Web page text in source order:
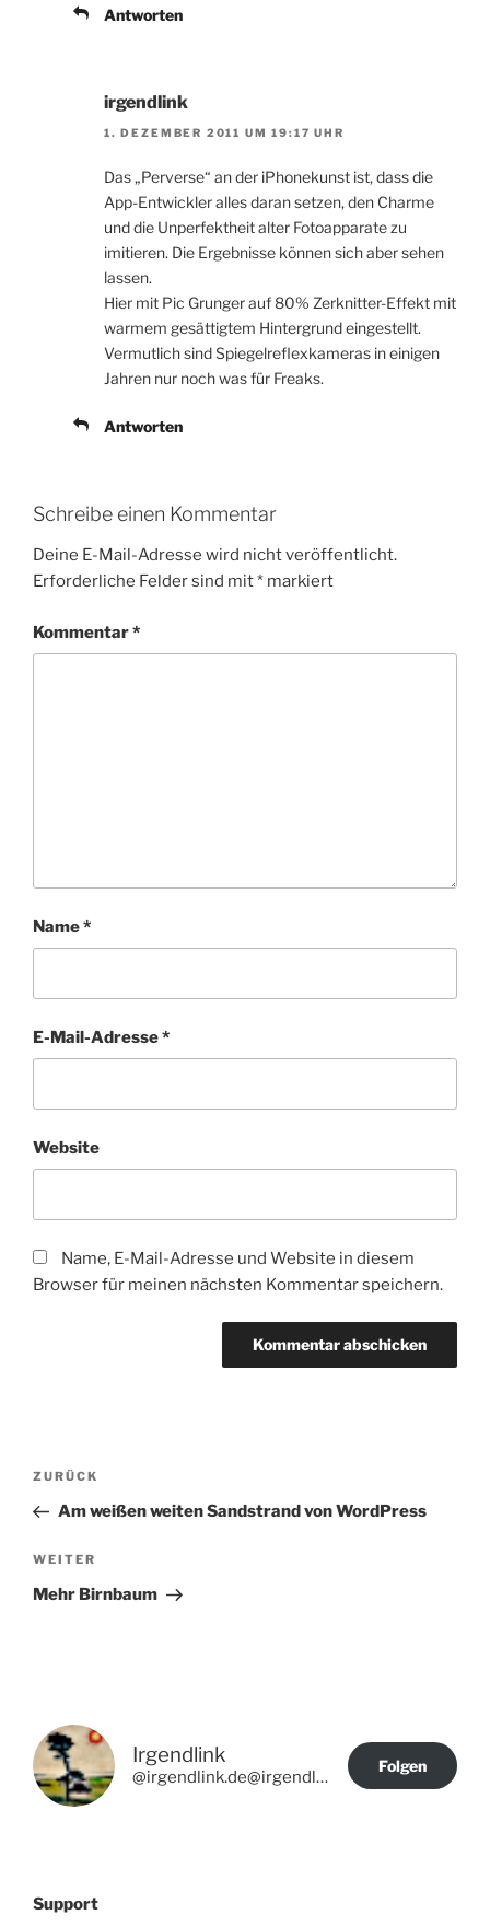
Antworten
irgendlink
1. DEZEMBER 2011 UM 19:17 UHR
Das „Perverse“ an der iPhonekunst ist, dass die
App-Entwickler alles daran setzen, den Charme
und die Unperfektheit alter Fotoapparate zu
imitieren. Die Ergebnisse können sich aber sehen
lassen.
Hier mit Pic Grunger auf 80% Zerknitter-Effekt mit
warmem gesättigtem Hintergrund eingestellt.
Vermutlich sind Spiegelreflexkameras in einigen
Jahren nur noch was für Freaks.
Antworten
Schreibe einen Kommentar
Deine E-Mail-Adresse wird nicht veröffentlicht.
Erforderliche Felder sind mit* markiert
Kommentar*
Name*
E-Mail-Adresse*
Website
Name, E-Mail-Adresse und Website in diesem
Browser für meinen nächsten Kommentar speichern.
Beitragsnavigation
Vorheriger
Beitrag
ZURÜCK
Am weißen weiten Sandstrand von WordPress
Nächster
Beitrag
WEITER
Mehr Birnbaum
Irgendlink
@irgendlink.de@irgendlink.de
Folgen
Support